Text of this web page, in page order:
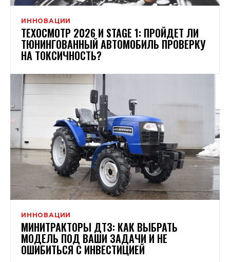
ИННОВАЦИИ
ТЕХОСМОТР 2026 И STAGE 1: ПРОЙДЕТ ЛИ
ТЮНИНГОВАННЫЙ АВТОМОБИЛЬ ПРОВЕРКУ
НА ТОКСИЧНОСТЬ?
ИННОВАЦИИ
МИНИТРАКТОРЫ ДТЗ: КАК ВЫБРАТЬ
МОДЕЛЬ ПОД ВАШИ ЗАДАЧИ И НЕ
ОШИБИТЬСЯ С ИНВЕСТИЦИЕЙ